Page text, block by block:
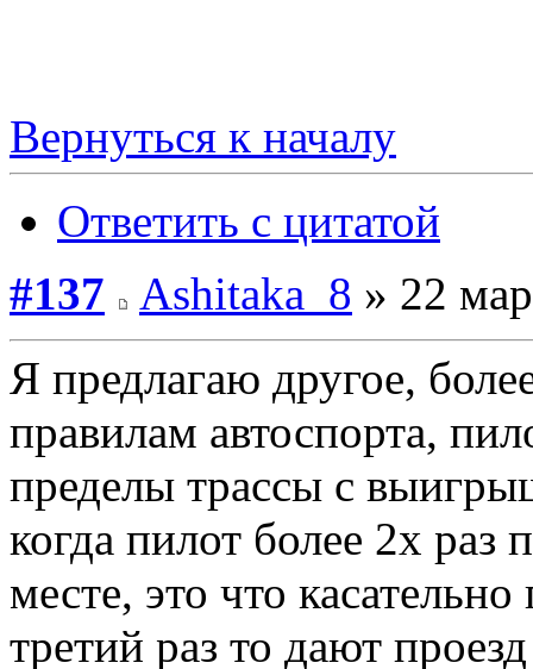
Вернуться к началу
Ответить с цитатой
#137
Ashitaka_8 » 22
Я предлагаю другое,
правилам автоспорта,
пределы трассы с
когда пилот более 2х
месте, это что
третий раз то дают